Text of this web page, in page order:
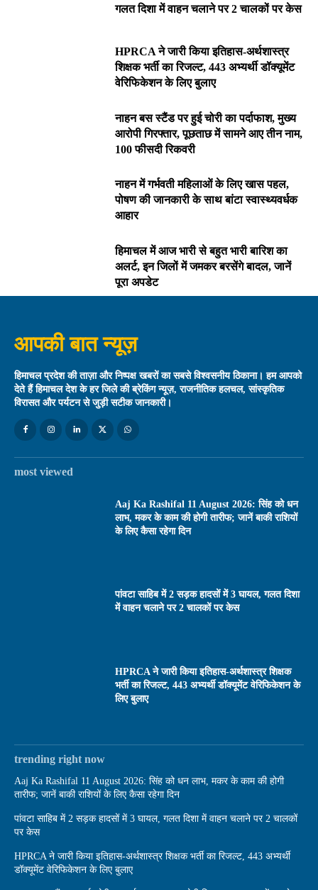
गलत दिशा में वाहन चलाने पर 2 चालकों पर केस
HPRCA ने जारी किया इतिहास-अर्थशास्त्र
शिक्षक भर्ती का रिजल्ट, 443 अभ्यर्थी डॉक्यूमेंट
वेरिफिकेशन के लिए बुलाए
नाहन बस स्टैंड पर हुई चोरी का पर्दाफाश, मुख्य
आरोपी गिरफ्तार, पूछताछ में सामने आए तीन नाम,
100 फीसदी रिकवरी
नाहन में गर्भवती महिलाओं के लिए खास पहल,
पोषण की जानकारी के साथ बांटा स्वास्थ्यवर्धक
आहार
हिमाचल में आज भारी से बहुत भारी बारिश का
अलर्ट, इन जिलों में जमकर बरसेंगे बादल, जानें
पूरा अपडेट
आपकी बात न्यूज़
हिमाचल प्रदेश की ताज़ा और निष्पक्ष खबरों का सबसे विश्वसनीय ठिकाना। हम आपको
देते हैं हिमाचल देश के हर जिले की ब्रेकिंग न्यूज़, राजनीतिक हलचल, सांस्कृतिक
विरासत और पर्यटन से जुड़ी सटीक जानकारी।
most viewed
Aaj Ka Rashifal 11 August 2026: सिंह को धन
लाभ, मकर के काम की होगी तारीफ; जानें बाकी राशियों
के लिए कैसा रहेगा दिन
पांवटा साहिब में 2 सड़क हादसों में 3 घायल, गलत दिशा
में वाहन चलाने पर 2 चालकों पर केस
HPRCA ने जारी किया इतिहास-अर्थशास्त्र शिक्षक
भर्ती का रिजल्ट, 443 अभ्यर्थी डॉक्यूमेंट वेरिफिकेशन के
लिए बुलाए
trending right now
Aaj Ka Rashifal 11 August 2026: सिंह को धन लाभ, मकर के काम की होगी
तारीफ; जानें बाकी राशियों के लिए कैसा रहेगा दिन
पांवटा साहिब में 2 सड़क हादसों में 3 घायल, गलत दिशा में वाहन चलाने पर 2 चालकों
पर केस
HPRCA ने जारी किया इतिहास-अर्थशास्त्र शिक्षक भर्ती का रिजल्ट, 443 अभ्यर्थी
डॉक्यूमेंट वेरिफिकेशन के लिए बुलाए